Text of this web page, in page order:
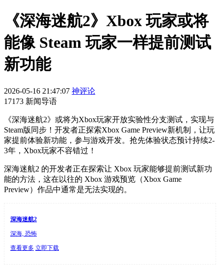
《深海迷航2》Xbox 玩家或将
能像 Steam 玩家一样提前测试
新功能
2026-05-16 21:47:07 神评论
17173 新闻导语
《深海迷航2》或将为Xbox玩家开放实验性分支测试，实现与
Steam版同步！开发者正探索Xbox Game Preview新机制，让玩
家提前体验新功能，参与游戏开发。抢先体验状态预计持续2-
3年，Xbox玩家不容错过！
深海迷航2 的开发者正在探索让 Xbox 玩家能够提前测试新功
能的方法，这在以往的 Xbox 游戏预览（Xbox Game
Preview）作品中通常是无法实现的。
深海迷航2
深海, 恐怖
查看更多 立即下载